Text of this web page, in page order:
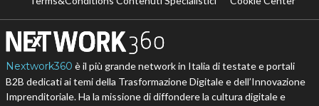
Nextwork360 è il più grande network in Italia di testate e portali
B2B dedicati ai temi della Trasformazione Digitale e dell’Innovazione
Imprenditoriale. Ha la missione di diffondere la cultura digitale e